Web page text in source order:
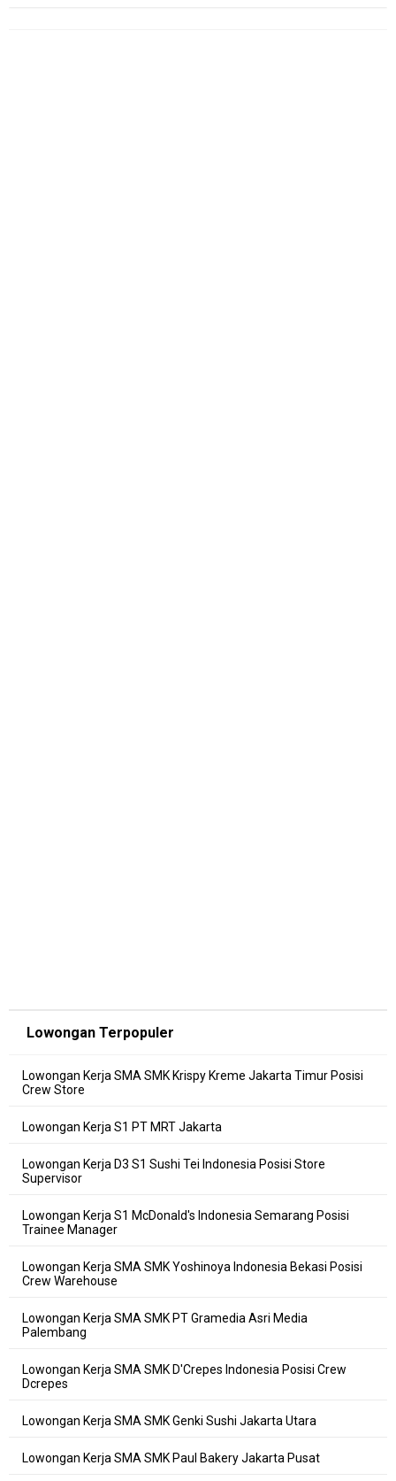
Lowongan Terpopuler
Lowongan Kerja SMA SMK Krispy Kreme Jakarta Timur Posisi
Crew Store
Lowongan Kerja S1 PT MRT Jakarta
Lowongan Kerja D3 S1 Sushi Tei Indonesia Posisi Store
Supervisor
Lowongan Kerja S1 McDonald's Indonesia Semarang Posisi
Trainee Manager
Lowongan Kerja SMA SMK Yoshinoya Indonesia Bekasi Posisi
Crew Warehouse
Lowongan Kerja SMA SMK PT Gramedia Asri Media
Palembang
Lowongan Kerja SMA SMK D'Crepes Indonesia Posisi Crew
Dcrepes
Lowongan Kerja SMA SMK Genki Sushi Jakarta Utara
Lowongan Kerja SMA SMK Paul Bakery Jakarta Pusat